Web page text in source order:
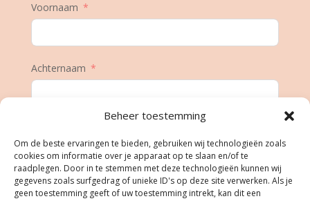
Beheer toestemming
Om de beste ervaringen te bieden, gebruiken wij technologieën zoals
cookies om informatie over je apparaat op te slaan en/of te
raadplegen. Door in te stemmen met deze technologieën kunnen wij
gegevens zoals surfgedrag of unieke ID's op deze site verwerken. Als je
geen toestemming geeft of uw toestemming intrekt, kan dit een
Voornaam
Achternaam
Geboortedatum